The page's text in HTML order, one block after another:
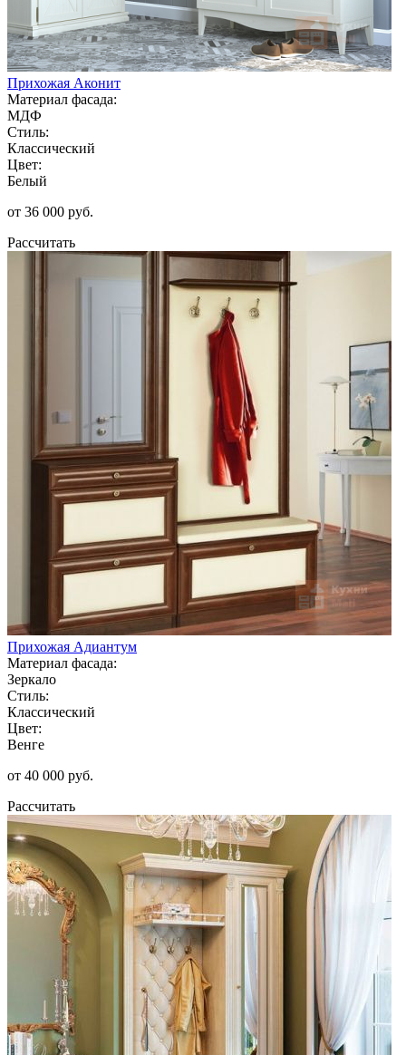
Прихожая Аконит
Материал фасада:
МДФ
Стиль:
Классический
Цвет:
Белый
от 36 000 руб.
Рассчитать
Прихожая Адиантум
Материал фасада:
Зеркало
Стиль:
Классический
Цвет:
Венге
от 40 000 руб.
Рассчитать